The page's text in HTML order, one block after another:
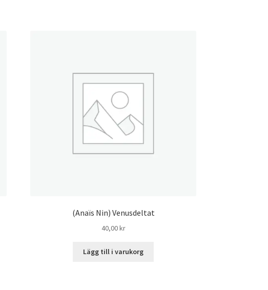
(Anaïs Nin) Venusdeltat
40,00kr
Lägg till i varukorg